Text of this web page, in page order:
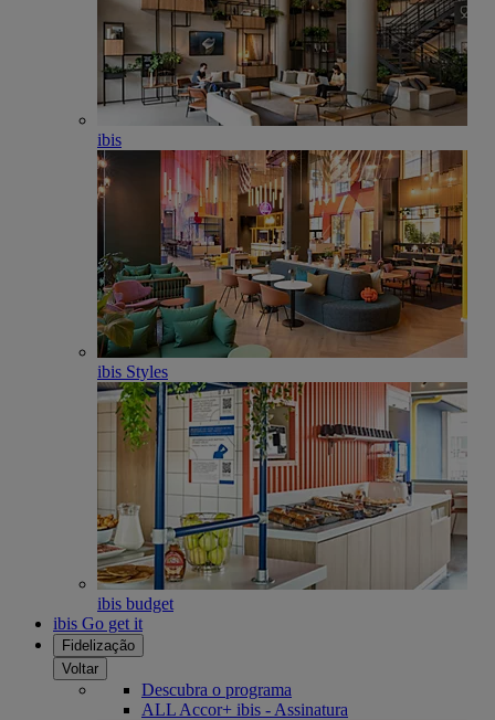
ibis
ibis Styles
ibis budget
ibis Go get it
Fidelização
Voltar
Descubra o programa
ALL Accor+ ibis - Assinatura